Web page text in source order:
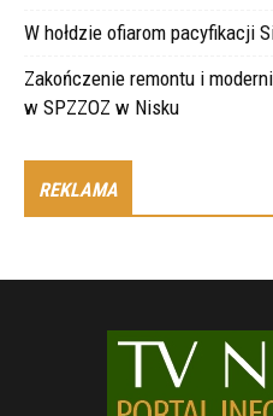
W hołdzie ofiarom pacyfikacji
Zakończenie remontu i
w SPZZOZ w Nisku
REKLAMA